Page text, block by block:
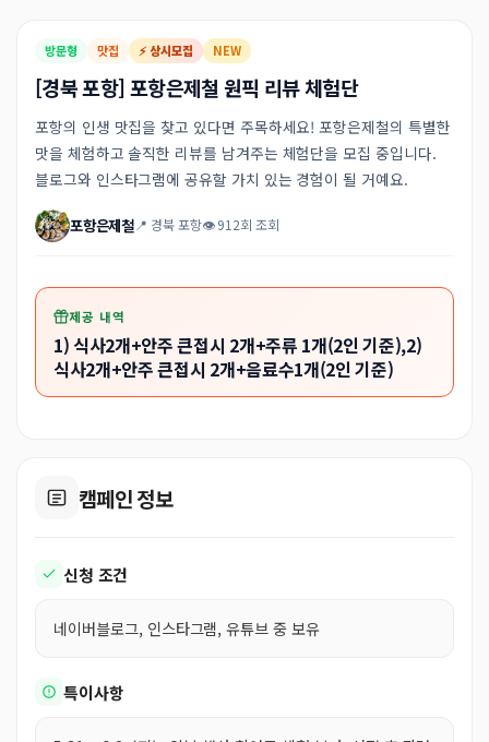
방문형 맛집 ⚡ 상시모집 NEW
[경북 포항] 포항은제철 원픽 리뷰 체험단
포항의 인생 맛집을 찾고 있다면 주목하세요! 포항은제철의 특별한
맛을 체험하고 솔직한 리뷰를 남겨주는 체험단을 모집 중입니다.
블로그와 인스타그램에 공유할 가치 있는 경험이 될 거예요.
포항은제철📍 경북 포항👁 912회 조회
제공 내역
1) 식사2개+안주 큰접시 2개+주류 1개(2인 기준),2)
식사2개+안주 큰접시 2개+음료수1개(2인 기준)
캠페인 정보
신청 조건
네이버블로그, 인스타그램, 유튜브 중 보유
특이사항